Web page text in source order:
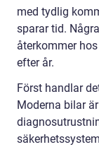
med tydlig
sparar tid.
återkommer
efter år.
Först handlar
Moderna bilar